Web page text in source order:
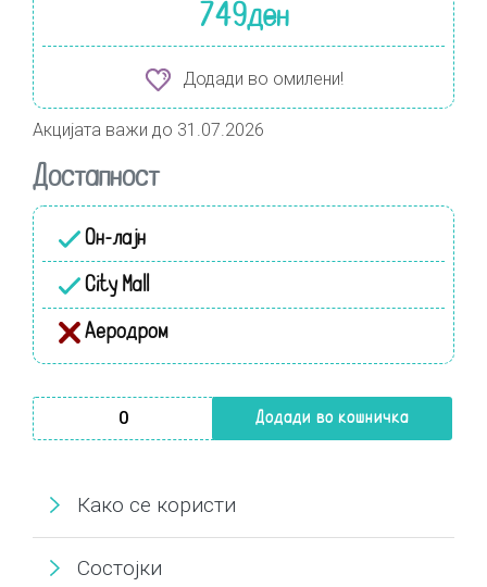
749ден
Додади во омилени!
Акцијата важи до 31.07.2026
Достапност
Он-лајн
City Mall
Аеродром
Pyunkang Yul Calming Moisture Repair Balm 30ml количина
Додади во кошничка
Како се користи
Состојки